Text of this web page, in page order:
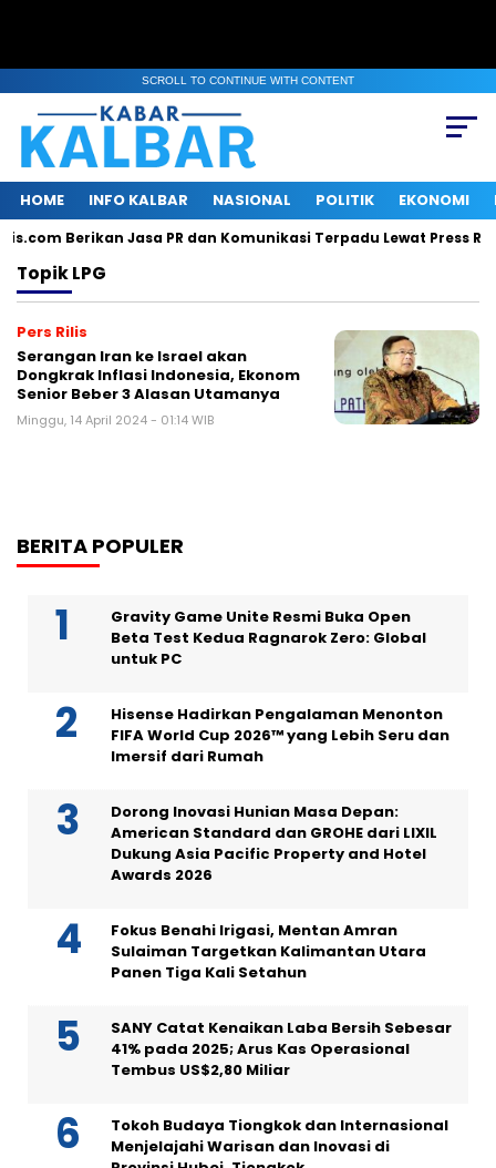
SCROLL TO CONTINUE WITH CONTENT
HOME INFO KALBAR NASIONAL POLITIK EKONOMI
Berikan Jasa PR dan Komunikasi Terpadu Lewat Press
TopikLPG
Pers Rilis
Serangan Iran ke Israel akan
Dongkrak Inflasi Indonesia, Ekonom
Senior Beber 3 Alasan Utamanya
Minggu, 14 April 2024 - 01:14 WIB
BERITA POPULER
Gravity Game Unite Resmi Buka Open
Beta Test Kedua Ragnarok Zero: Global
untuk PC
Hisense Hadirkan Pengalaman Menonton
FIFA World Cup 2026™ yang Lebih Seru dan
Imersif dari Rumah
Dorong Inovasi Hunian Masa Depan:
American Standard dan GROHE dari LIXIL
Dukung Asia Pacific Property and Hotel
Awards 2026
Fokus Benahi Irigasi, Mentan Amran
Sulaiman Targetkan Kalimantan Utara
Panen Tiga Kali Setahun
SANY Catat Kenaikan Laba Bersih Sebesar
41% pada 2025; Arus Kas Operasional
Tembus US$2,80 Miliar
Tokoh Budaya Tiongkok dan Internasional
Menjelajahi Warisan dan Inovasi di